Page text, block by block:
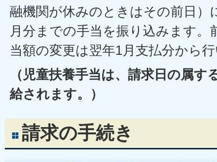
融機関が休みのときはその前日）
月分までの手当を振り込みます。
当額の変更は翌年1月支払分から
（児童扶養手当は、請求日の属す
給されます。）
請求の手続き